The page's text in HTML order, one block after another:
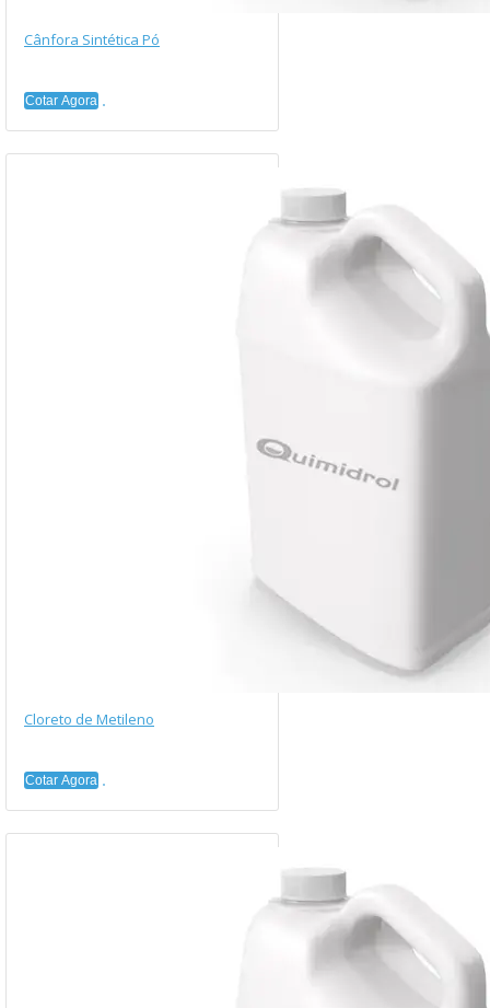
Cânfora Sintética Pó
Cotar Agora
Cloreto de Metileno
Cotar Agora